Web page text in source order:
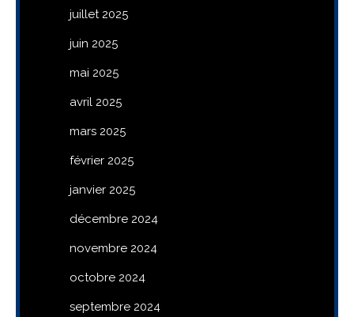
juillet 2025
juin 2025
mai 2025
avril 2025
mars 2025
février 2025
janvier 2025
décembre 2024
novembre 2024
octobre 2024
septembre 2024